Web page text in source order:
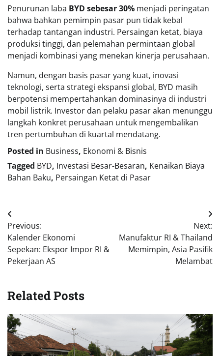
Penurunan laba BYD sebesar 30% menjadi peringatan
bahwa bahkan pemimpin pasar pun tidak kebal
terhadap tantangan industri. Persaingan ketat, biaya
produksi tinggi, dan pelemahan permintaan global
menjadi kombinasi yang menekan kinerja perusahaan.
Namun, dengan basis pasar yang kuat, inovasi
teknologi, serta strategi ekspansi global, BYD masih
berpotensi mempertahankan dominasinya di industri
mobil listrik. Investor dan pelaku pasar akan menunggu
langkah konkret perusahaan untuk mengembalikan
tren pertumbuhan di kuartal mendatang.
Posted in Business, Ekonomi & Bisnis
Tagged BYD, Investasi Besar-Besaran, Kenaikan Biaya
Bahan Baku, Persaingan Ketat di Pasar
Navigasi
pos
Previous:
Kalender Ekonomi
Sepekan: Ekspor Impor RI &
Pekerjaan AS
Next:
Manufaktur RI & Thailand
Memimpin, Asia Pasifik
Melambat
Related Posts